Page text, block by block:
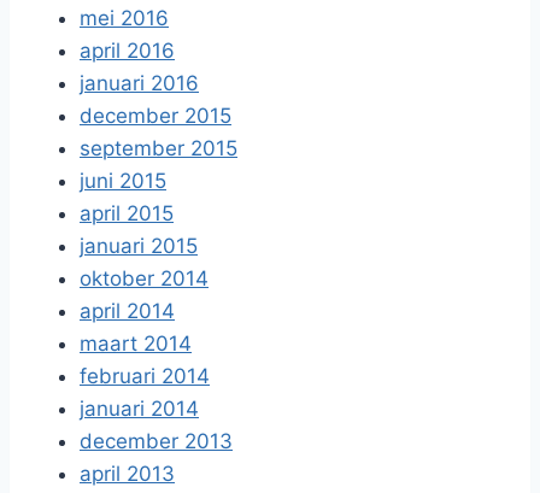
mei 2016
april 2016
januari 2016
december 2015
september 2015
juni 2015
april 2015
januari 2015
oktober 2014
april 2014
maart 2014
februari 2014
januari 2014
december 2013
april 2013